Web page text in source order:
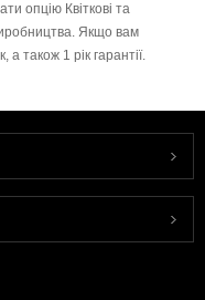
опцію Квіткові та
Якщо вам
також 1 рік гарантії.